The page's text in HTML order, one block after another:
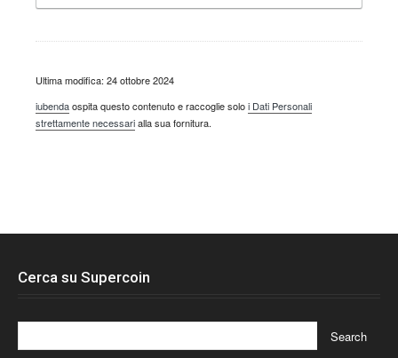
Ultima modifica: 24 ottobre 2024
iubendaospita questo contenuto e raccoglie soloi Dati Personali
strettamente necessarialla sua fornitura.
Cerca su Supercoin